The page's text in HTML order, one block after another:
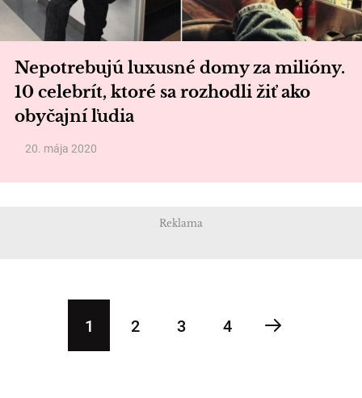
Nepotrebujú luxusné domy za milióny.
10 celebrít, ktoré sa rozhodli žiť ako
obyčajní ľudia
20. mája 2020
Reklama
1 2 3 4